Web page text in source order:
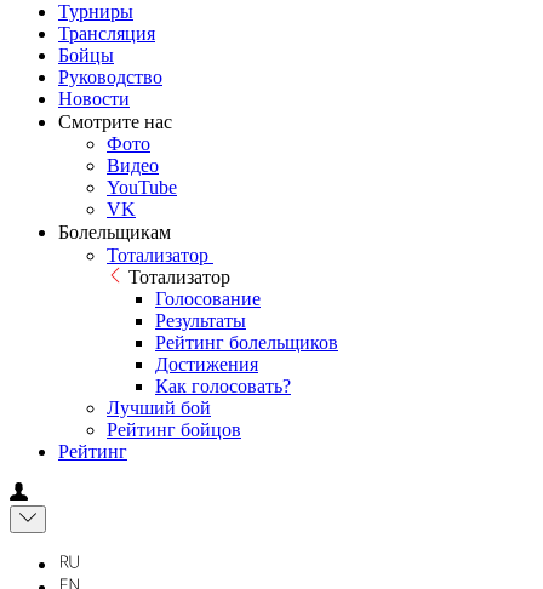
Турниры
Трансляция
Бойцы
Руководство
Новости
Смотрите нас
Фото
Видео
YouTube
VK
Болельщикам
Тотализатор
Тотализатор
Голосование
Результаты
Рейтинг болельщиков
Достижения
Как голосовать?
Лучший бой
Рейтинг бойцов
Рейтинг